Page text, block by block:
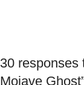
30 responses
Mojave